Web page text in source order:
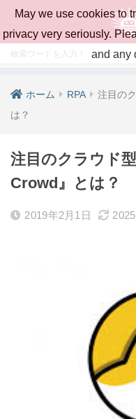
ホーム RPA
注目の
は？
注目のクラウド
Crowd』とは？
2019年2月1日
May we use cookies to
privacy very seriously.
and any